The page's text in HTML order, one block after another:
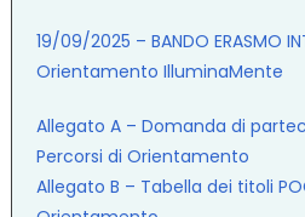
19/09/2025 – BANDO ERASMO
Orientamento IlluminaMente
Allegato A – Domanda di
Percorsi di Orientamento
Allegato B – Tabella dei titoli